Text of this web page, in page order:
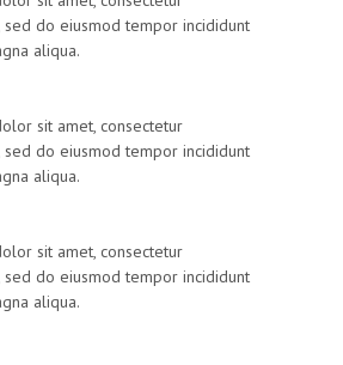
sed do eiusmod tempor incididunt
aliqua.
sit amet, consectetur
sed do eiusmod tempor incididunt
aliqua.
sit amet, consectetur
sed do eiusmod tempor incididunt
aliqua.